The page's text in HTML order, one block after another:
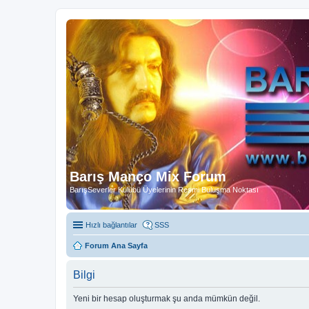
Barış Manço Mix Forum
BarışSeverler Kulübü Üyelerinin Resmi Buluşma Noktası
Hızlı bağlantılar SSS
Forum Ana Sayfa
Bilgi
Yeni bir hesap oluşturmak şu anda mümkün değil.